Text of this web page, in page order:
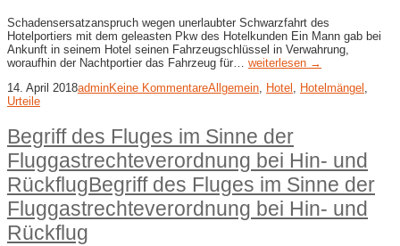
Schadensersatzanspruch wegen unerlaubter Schwarzfahrt des
Hotelportiers mit dem geleasten Pkw des Hotelkunden Ein Mann gab bei
Ankunft in seinem Hotel seinen Fahrzeugschlüssel in Verwahrung,
woraufhin der Nachtportier das Fahrzeug für… weiterlesen →
14. April 2018adminKeine KommentareAllgemein, Hotel , Hotelmängel ,
Urteile
Begriff des Fluges im Sinne der
Fluggastrechteverordnung bei Hin- und
RückflugBegriff des Fluges im Sinne der
Fluggastrechteverordnung bei Hin- und
Rückflug